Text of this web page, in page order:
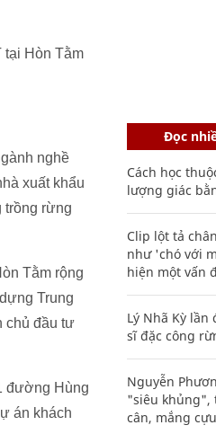
tại Hòn Tằm
nghề
xuất khẩu
trồng rừng
Tằm rộng
Trung
chủ đầu tư
đường Hùng
án khách
Đọc
Cách học
lượng giác
Clip lột tả
như 'chó với
hiện một vấn
Lý Nhã Kỳ
sĩ đặc công
Nguyễn
"siêu khủng",
cân, mắng